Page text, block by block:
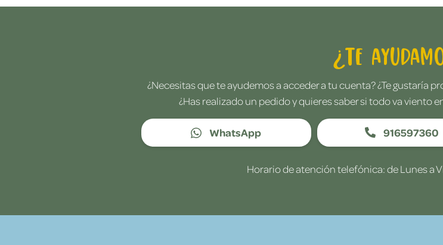
¿Te
¿Necesitas que te ayudemos a acceder a tu cuenta? ¿Te gustaría
¿Has realizado un pedido y quieres saber si todo va viento
WhatsApp 916597360
Horario de atención telefónica: de Lunes a